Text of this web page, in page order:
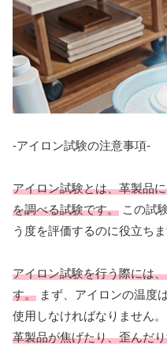
-アイロン試験の注意事項-
アイロン試験とは、革製品
を調べる試験です。 この試
う度を評価するのに役立ちま
アイロン試験を行う際には
す。 まず、アイロンの温度
使用しなければなりません。
革製品が焦げたり、歪んだ